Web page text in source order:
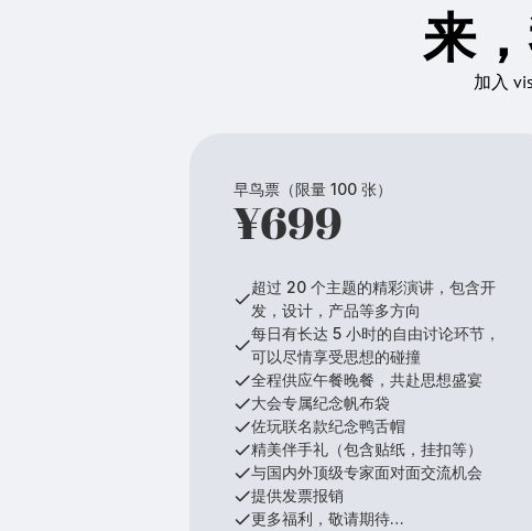
来
加入
早鸟票（限量 100 张）
¥699
超过 20 个主题的精彩演讲，包含开
发，设计，产品等多方向
每日有长达 5 小时的自由讨论环节，
可以尽情享受思想的碰撞
全程供应午餐晚餐，共赴思想盛宴
大会专属纪念帆布袋
佐玩联名款纪念鸭舌帽
精美伴手礼（包含贴纸，挂扣等）
与国内外顶级专家面对面交流机会
提供发票报销
更多福利，敬请期待…